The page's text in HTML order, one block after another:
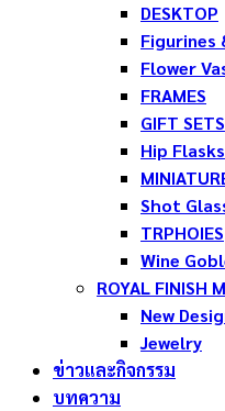
DESKTOP
Figurines
Flower
FRAMES
GIFT SETS
Hip Flasks
Shot
TRPHOIES
Wine
ROYAL FINISH
New
Jewelry
ข่าวและกิจกรรม
บทความ